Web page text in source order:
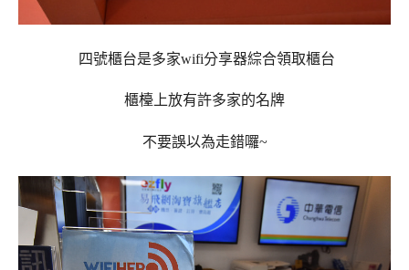
四號櫃台是多家wifi分享器綜合領取櫃台
櫃檯上放有許多家的名牌
不要誤以為走錯囉~